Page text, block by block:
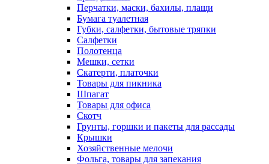
Перчатки, маски, бахилы, плащи
Бумага туалетная
Губки, салфетки, бытовые тряпки
Салфетки
Полотенца
Мешки, сетки
Скатерти, платочки
Товары для пикника
Шпагат
Товары для офиса
Скотч
Грунты, горшки и пакеты для рассады
Крышки
Хозяйственные мелочи
Фольга, товары для запекания